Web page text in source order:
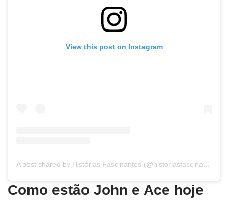
View this post on Instagram
A post shared by Histórias Fascinantes (@historiasfascinantes)
Como estão John e Ace hoje